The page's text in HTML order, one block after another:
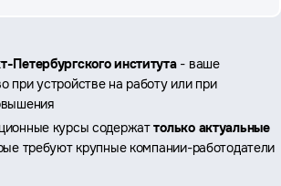
Петербургского института- ваше
при устройстве на работу или при
курсы содержаттолько актуальные
требуют крупные компании-работодатели